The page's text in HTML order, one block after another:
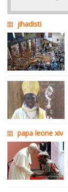
jihadisti
papa leone xiv